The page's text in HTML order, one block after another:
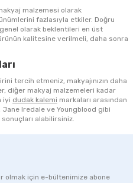
malzemesi olarak
fazlasıyla etkiler. Doğru
genel olarak beklentileri en üst
kalitesine verilmeli, daha sonra
tercih etmeniz, makyajınızın daha
diğer makyaj malzemeleri kadar
iyi dudak kalemi markaları arasından
Jane Iredale ve Youngblood gibi
alabilirsiniz.
olmak için e-bültenimize abone